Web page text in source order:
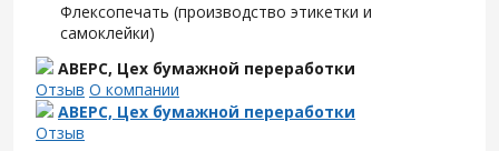
Флексопечать (производство этикетки и
самоклейки)
АВЕРС, Цех бумажной переработки
Отзыв О компании
АВЕРС, Цех бумажной переработки
Отзыв